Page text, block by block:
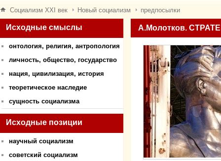
Социализм XXI век Новый социализм предпосылки
Исходные смыслы
онтология, религия, антропология
личность, общество, государство
нация, цивилизация, история
теоретическое наследие
сущность социализма
Исходные позиции
научный социализм
советский социализм
А.Молотков.